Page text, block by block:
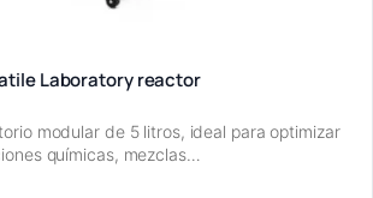
Laboratory reactor
modular de 5 litros, ideal para optimizar
químicas, mezclas…